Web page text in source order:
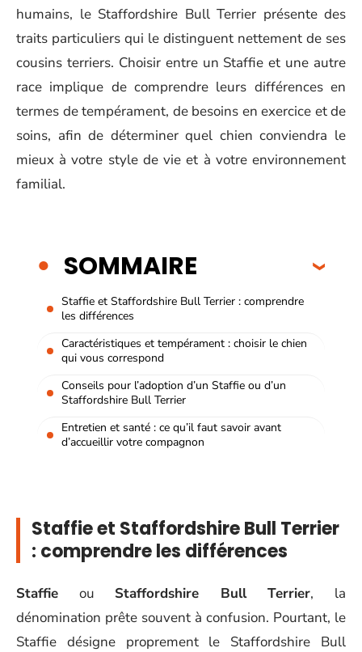
humains, le Staffordshire Bull Terrier présente des
traits particuliers qui le distinguent nettement de ses
cousins terriers. Choisir entre un Staffie et une autre
race implique de comprendre leurs différences en
termes de tempérament, de besoins en exercice et de
soins, afin de déterminer quel chien conviendra le
mieux à votre style de vie et à votre environnement
familial.
SOMMAIRE
Staffie et Staffordshire Bull Terrier : comprendre
les différences
Caractéristiques et tempérament : choisir le chien
qui vous correspond
Conseils pour l’adoption d’un Staffie ou d’un
Staffordshire Bull Terrier
Entretien et santé : ce qu’il faut savoir avant
d’accueillir votre compagnon
Staffie et Staffordshire Bull Terrier
: comprendre les différences
Staffie ou Staffordshire Bull Terrier, la
dénomination prête souvent à confusion. Pourtant, le
Staffie désigne proprement le Staffordshire Bull